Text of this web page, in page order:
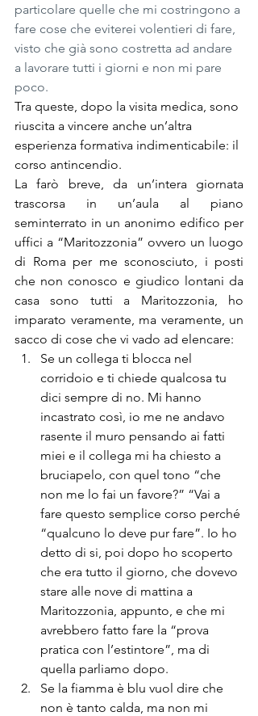
particolare quelle che mi costringono a
fare cose che eviterei volentieri di fare,
visto che già sono costretta ad andare
a lavorare tutti i giorni e non mi pare
poco.
Tra queste, dopo la visita medica, sono
riuscita a vincere anche un’altra
esperienza formativa indimenticabile: il
corso antincendio.
La farò breve, da un’intera giornata
trascorsa in un’aula al piano
seminterrato in un anonimo edifico per
uffici a “Maritozzonia” ovvero un luogo
di Roma per me sconosciuto, i posti
che non conosco e giudico lontani da
casa sono tutti a Maritozzonia, ho
imparato veramente, ma veramente, un
sacco di cose che vi vado ad elencare:
Se un collega ti blocca nel
corridoio e ti chiede qualcosa tu
dici sempre di no. Mi hanno
incastrato così, io me ne andavo
rasente il muro pensando ai fatti
miei e il collega mi ha chiesto a
bruciapelo, con quel tono “che
non me lo fai un favore?” “Vai a
fare questo semplice corso perché
“qualcuno lo deve pur fare”. Io ho
detto di si, poi dopo ho scoperto
che era tutto il giorno, che dovevo
stare alle nove di mattina a
Maritozzonia, appunto, e che mi
avrebbero fatto fare la “prova
pratica con l’estintore”, ma di
quella parliamo dopo.
Se la fiamma è blu vuol dire che
non è tanto calda, ma non mi